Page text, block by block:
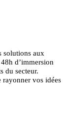
solutions aux
d’immersion
du secteur.
vos idées